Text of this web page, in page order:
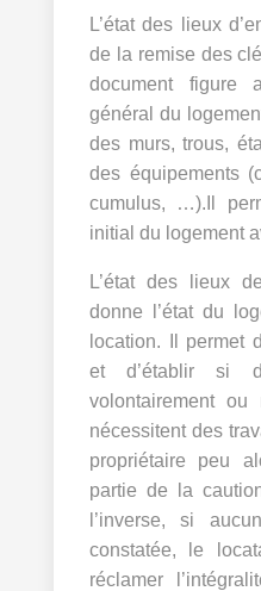
L’état des lieux
de la remise des
document figure
général du
des murs, trous,
des équipements
cumulus, …).Il
initial du logement
L’état des lieux
donne l’état du
location. Il permet
et d’établir si
volontairement
nécessitent des
propriétaire peu
partie de la
l’inverse, si
constatée, le
réclamer